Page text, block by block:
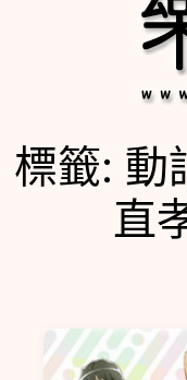
樂
分享你的樂事，樂PO吧~
標籤: 動
直